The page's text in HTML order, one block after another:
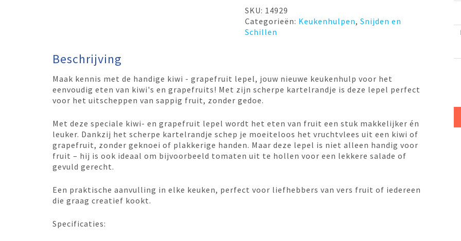
2
stuks
Weis
SKU: 14929
Categorieën: Keukenhulpen,Snijden en
Schillen
Beschrijving
Maak kennis met de handige kiwi - grapefruit lepel, jouw nieuwe keukenhulp voor het
eenvoudig eten van kiwi's en grapefruits! Met zijn scherpe kartelrandje is deze lepel perfect
voor het uitscheppen van sappig fruit, zonder gedoe.
Met deze speciale kiwi- en grapefruit lepel wordt het eten van fruit een stuk makkelijker én
leuker. Dankzij het scherpe kartelrandje schep je moeiteloos het vruchtvlees uit een kiwi of
grapefruit, zonder geknoei of plakkerige handen. Maar deze lepel is niet alleen handig voor
fruit – hij is ook ideaal om bijvoorbeeld tomaten uit te hollen voor een lekkere salade of
gevuld gerecht.
Een praktische aanvulling in elke keuken, perfect voor liefhebbers van vers fruit of iedereen
die graag creatief kookt.
Specificaties: